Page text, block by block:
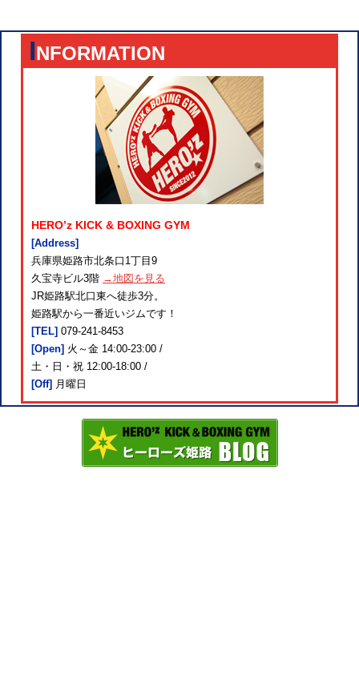
INFORMATION
HERO’z KICK & BOXING GYM
[Address]
兵庫県姫路市北条口1丁目9
久宝寺ビル3階 →地図を見る
JR姫路駅北口東へ徒歩3分。
姫路駅から一番近いジムです！
[TEL] 079-241-8453
[Open] 火～金 14:00-23:00 /
土・日・祝 12:00-18:00 /
[Off] 月曜日